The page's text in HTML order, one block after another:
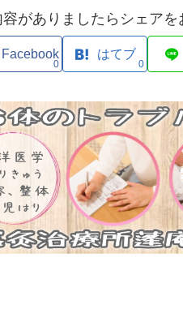
がありましたらシェアを
Facebook
0
はてブ
0